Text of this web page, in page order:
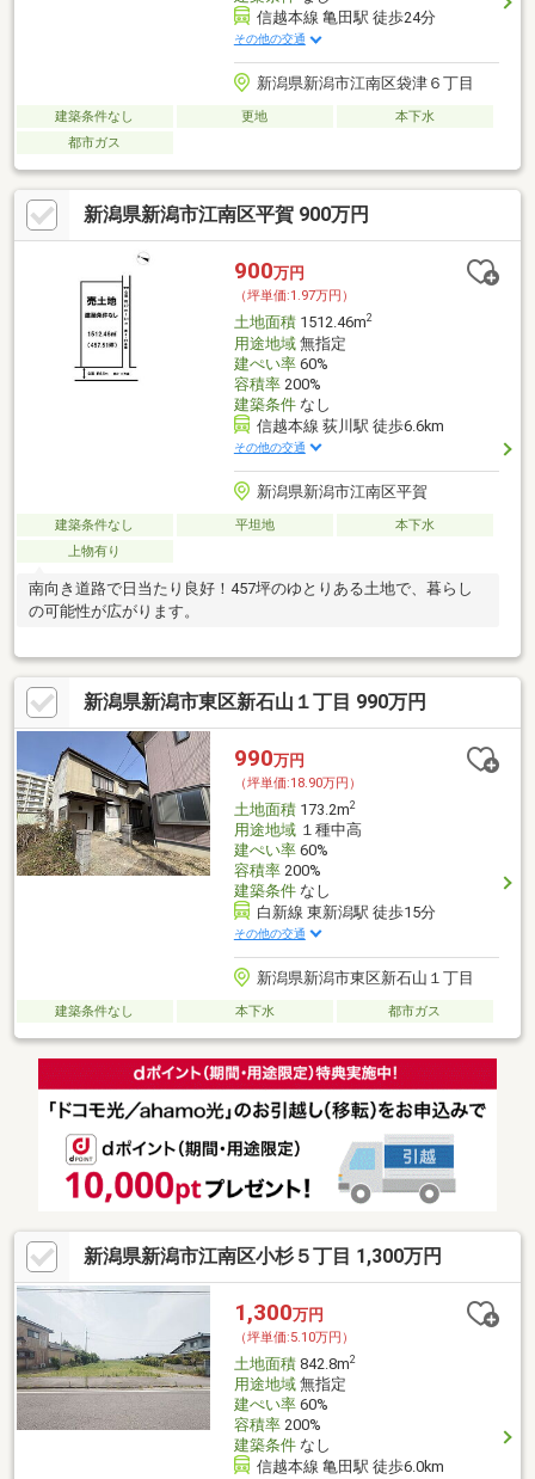
信越本線 亀田駅 徒歩24分
その他の交通
新潟県新潟市江南区袋津６丁目
建築条件なし 更地
本下水
都市ガス
新潟県新潟市江南区平賀 900万円
900万円
（坪単価:1.97万円）
土地面積1512.46m2
用途地域無指定
建ぺい率60%
容積率200%
建築条件なし
信越本線 荻川駅 徒歩6.6km
その他の交通
新潟県新潟市江南区平賀
建築条件なし 平坦地
本下水
上物有り
南向き道路で日当たり良好！457坪のゆとりある土地で、暮らし
の可能性が広がります。
新潟県新潟市東区新石山１丁目 990万円
990万円
（坪単価:18.90万円）
土地面積173.2m2
用途地域１種中高
建ぺい率60%
容積率200%
建築条件なし
白新線 東新潟駅 徒歩15分
その他の交通
新潟県新潟市東区新石山１丁目
建築条件なし 本下水 都市ガス
新潟県新潟市江南区小杉５丁目 1,300万円
1,300万円
（坪単価:5.10万円）
土地面積842.8m2
用途地域無指定
建ぺい率60%
容積率200%
建築条件なし
信越本線 亀田駅 徒歩6.0km